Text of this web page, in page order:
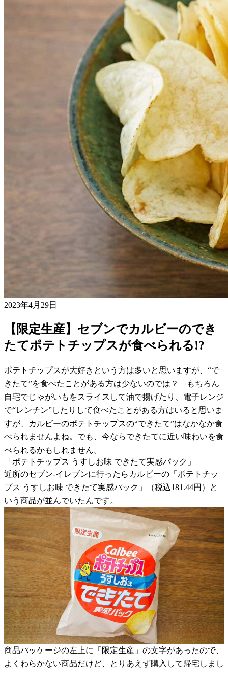
2023年4月29日
【限定生産】セブンでカルビーのでき
たてポテトチップスが食べられる!?
ポテトチップスが大好きという方は多いと思いますが、“で
きたて”を食べたことがある方は少ないのでは？ もちろん
自宅でじゃがいもをスライスして油で揚げたり、電子レンジ
で“レンチン”したりして食べたことがある方はいると思いま
すが、カルビーのポテトチップスの“できたて”はなかなか食
べられませんよね。でも、今ならできたてに近い味わいを食
べられるかもしれません。
「ポテトチップス うすしお味 できたて実感パック」
近所のセブン-イレブンに行ったらカルビーの「ポテトチッ
プス うすしお味 できたて実感パック」（税込181.44円）と
いう商品が並んでいたんです。
商品パッケージの左上に「限定生産」の文字があったので、
よくわらかない商品だけど、とりあえず購入して帰宅しまし